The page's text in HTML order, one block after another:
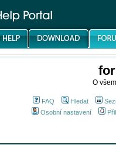
O
FAQ Hledat
Osobní nastavení